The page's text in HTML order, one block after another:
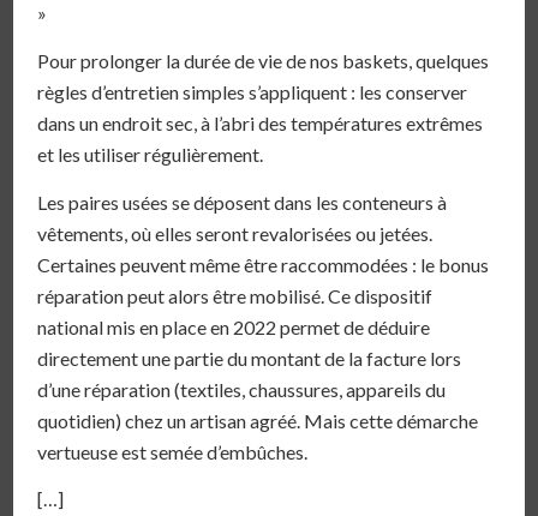
»
Pour prolonger la durée de vie de nos baskets, quelques
règles d’entretien simples s’appliquent : les conserver
dans un endroit sec, à l’abri des températures extrêmes
et les utiliser régulièrement.
Les paires usées se déposent dans les conteneurs à
vêtements, où elles seront revalorisées ou jetées.
Certaines peuvent même être raccommodées : le bonus
réparation peut alors être mobilisé. Ce dispositif
national mis en place en 2022 permet de déduire
directement une partie du montant de la facture lors
d’une réparation (textiles, chaussures, appareils du
quotidien) chez un artisan agréé. Mais cette démarche
vertueuse est semée d’embûches.
[…]